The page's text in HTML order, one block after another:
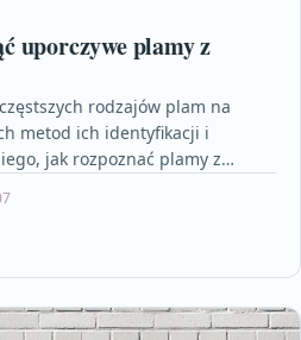
uporczywe plamy z
rodzajów plam na
metod ich identyfikacji i
jak rozpoznać plamy z